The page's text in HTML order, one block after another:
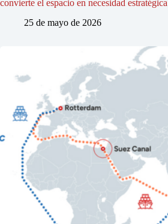
convierte el espacio en necesidad estratégica
25 de mayo de 2026